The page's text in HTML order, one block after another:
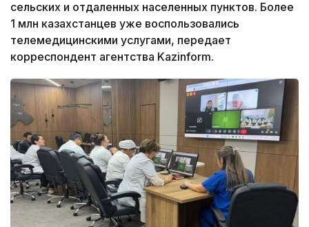
сельских и отдаленных населенных пунктов. Более
1 млн казахстанцев уже воспользовались
телемедицинскими услугами, передает
корреспондент агентства Kazinform.